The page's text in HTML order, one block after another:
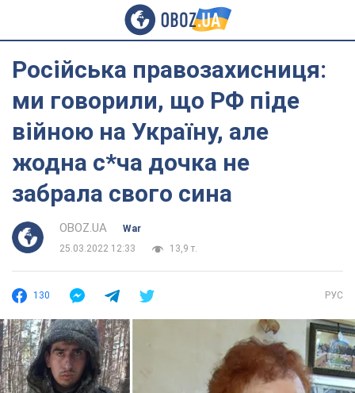
Російська правозахисниця:
ми говорили, що РФ піде
війною на Україну, але
жодна с*ча дочка не
забрала свого сина
OBOZ.UA
War
25.03.2022 12:33
13,9 т.
130 РУС